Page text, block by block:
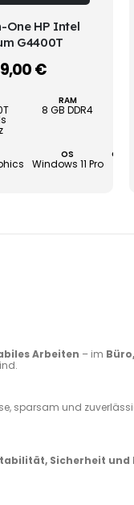
GB HDD
Optionen
der
One HP Intel
G4400T
€–
RAM
8 GB DDR4
OS
Windows 11 Pro
Arbeiten – im
sparsam und
Sicherheit